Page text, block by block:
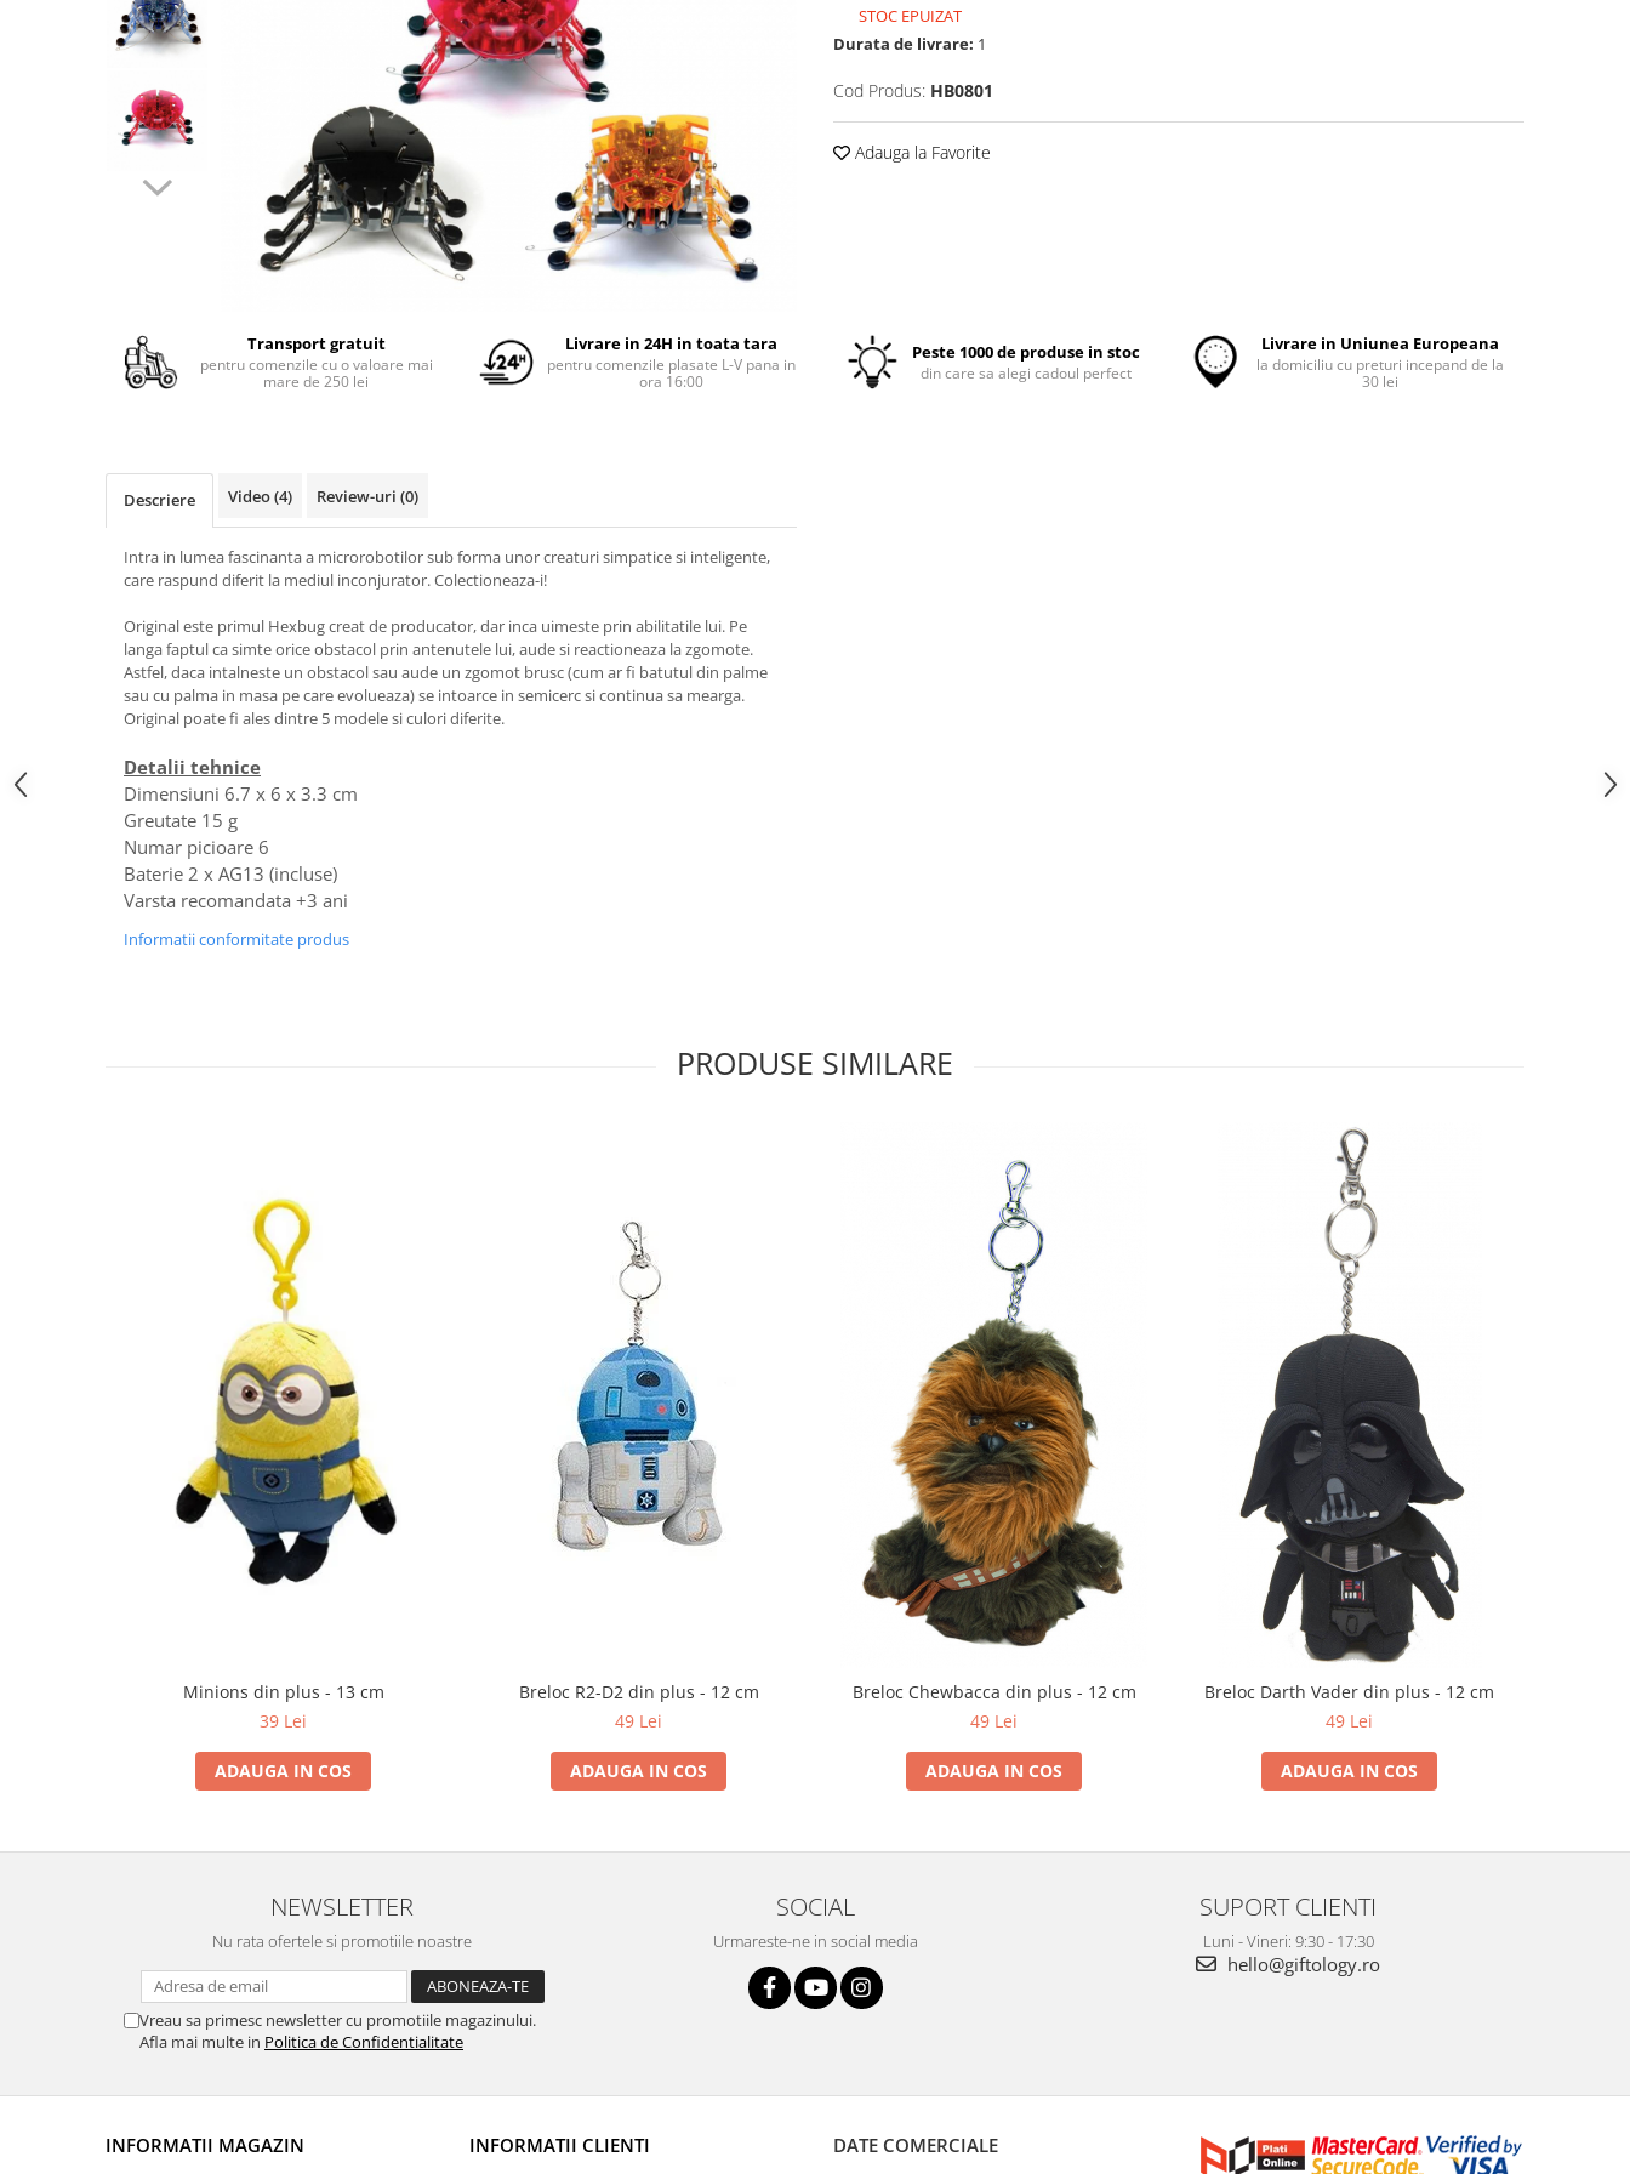
STOC EPUIZAT
Durata de livrare: 1
Cod Produs: HB0801
Adauga la Favorite
Transport gratuit
pentru comenzile cu o valoare mai
mare de 250 lei
Livrare in 24H in toata tara
pentru comenzile plasate L-V pana in
ora 16:00
Peste 1000 de produse in stoc
din care sa alegi cadoul perfect
Livrare in Uniunea Europeana
la domiciliu cu preturi incepand de la
30 lei
Descriere Video(4) Review-uri (0)
Intra in lumea fascinanta a microrobotilor sub forma unor creaturi simpatice si inteligente,
care raspund diferit la mediul inconjurator. Colectioneaza-i!
Original este primul Hexbug creat de producator, dar inca uimeste prin abilitatile lui. Pe
langa faptul ca simte orice obstacol prin antenutele lui, aude si reactioneaza la zgomote.
Astfel, daca intalneste un obstacol sau aude un zgomot brusc (cum ar fi batutul din palme
sau cu palma in masa pe care evolueaza) se intoarce in semicerc si continua sa mearga.
Original poate fi ales dintre 5 modele si culori diferite.
Detalii tehnice
Dimensiuni 6.7 x 6 x 3.3 cm
Greutate 15 g
Numar picioare 6
Baterie 2 x AG13 (incluse)
Varsta recomandata +3 ani
Informatii conformitate produs
PRODUSE SIMILARE
Minions din plus - 13 cm
39 Lei
ADAUGA IN COS
Breloc R2-D2 din plus - 12 cm
49 Lei
ADAUGA IN COS
Breloc Chewbacca din plus - 12 cm
49 Lei
ADAUGA IN COS
Breloc Darth Vader din plus - 12 cm
49 Lei
ADAUGA IN COS
NEWSLETTER
Nu rata ofertele si promotiile noastre
Vreau sa primesc newsletter cu promotiile magazinului.
Afla mai multe in Politica de Confidentialitate
SOCIAL
Urmareste-ne in social media
SUPORT CLIENTI
Luni - Vineri: 9:30 - 17:30
hello@giftology.ro
INFORMATII MAGAZIN INFORMATII CLIENTI DATE COMERCIALE